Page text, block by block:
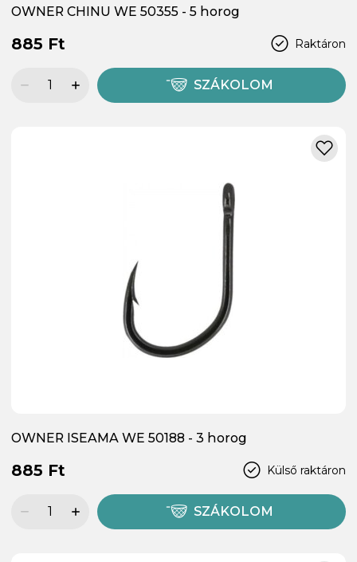
OWNER CHINU WE 50355 - 5 horog
Raktáron
885 Ft
SZÁKOLOM
OWNER ISEAMA WE 50188 - 3 horog
Külső raktáron
885 Ft
SZÁKOLOM